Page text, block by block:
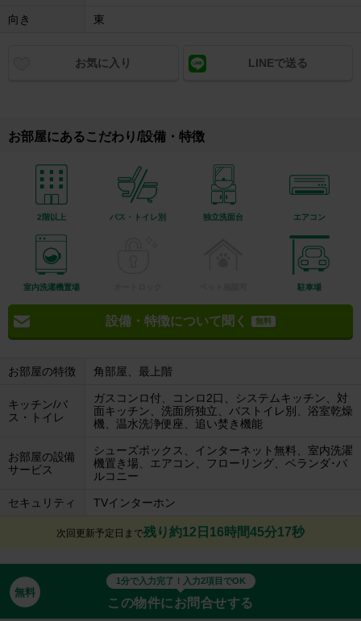
向き 東
お気に入り LINEで送る
お部屋にあるこだわり/設備・特徴
2階以上 バス・トイレ別 独立洗面台 エアコン
室内洗濯機置場 駐車場
設備・特徴について聞く 無料
お部屋の特徴 角部屋、最上階
キッチン/バ
ス・トイレ
ガスコンロ付、コンロ2口、システムキッチン、対
面キッチン、洗面所独立、バストイレ別、浴室乾燥
機、温水洗浄便座、追い焚き機能
お部屋の設備
サービス
シューズボックス、インターネット無料、室内洗濯
機置き場、エアコン、フローリング、ベランダ･バ
ルコニー
セキュリティ TVインターホン
次回更新予定日まで残り約12日16時間45分16秒
無料
1分で入力完了！入力2項目でOK
この物件にお問合せする